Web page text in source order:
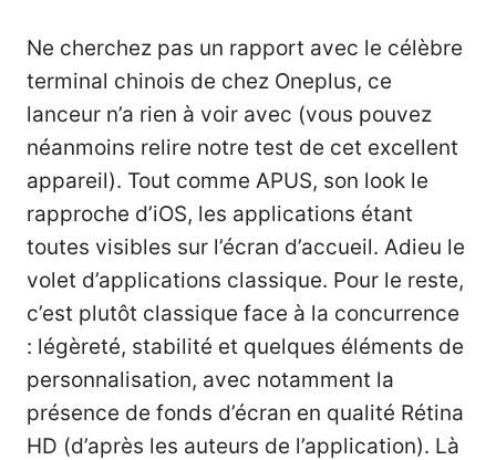
Ne cherchez pas un rapport avec le célèbre
terminal chinois de chez Oneplus, ce
lanceur n’a rien à voir avec (vous pouvez
néanmoins relire notre test de cet excellent
appareil). Tout comme APUS, son look le
rapproche d’iOS, les applications étant
toutes visibles sur l’écran d’accueil. Adieu le
volet d’applications classique. Pour le reste,
c’est plutôt classique face à la concurrence
: légèreté, stabilité et quelques éléments de
personnalisation, avec notamment la
présence de fonds d’écran en qualité Rétina
HD (d’après les auteurs de l’application). Là